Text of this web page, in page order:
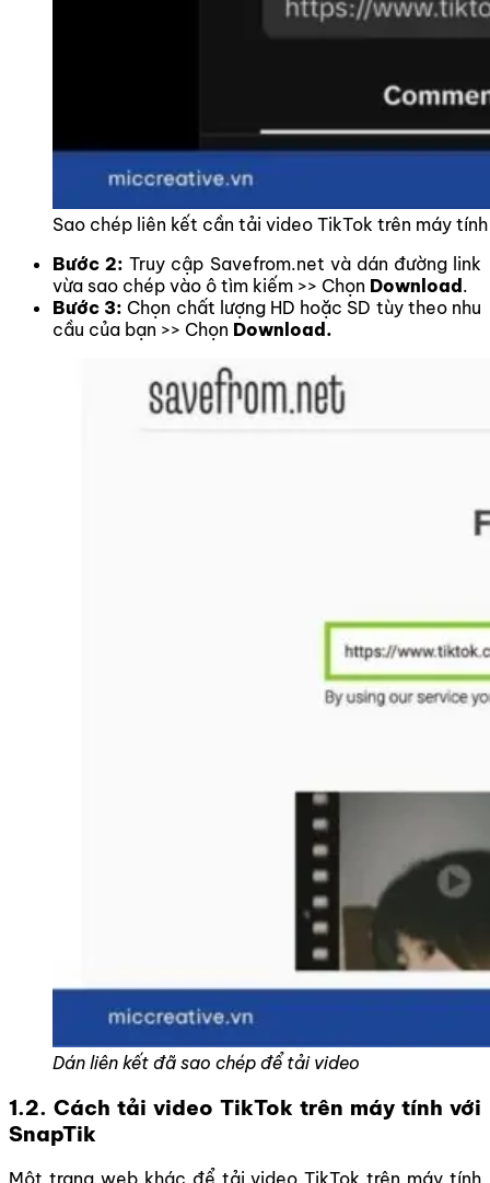
Sao chép liên kết cần tải video TikTok trên máy tính
Bước 2: Truy cập Savefrom.net và dán đường link
vừa sao chép vào ô tìm kiếm >> Chọn Download .
Bước 3: Chọn chất lượng HD hoặc SD tùy theo nhu
cầu của bạn >> Chọn Download.
Dán liên kết đã sao chép để tải video
1.2. Cách tải video TikTok trên máy tính với
SnapTik
Một trang web khác để tải video TikTok trên máy tính